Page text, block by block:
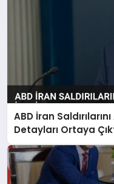
ABD İran
Detayları Ortaya